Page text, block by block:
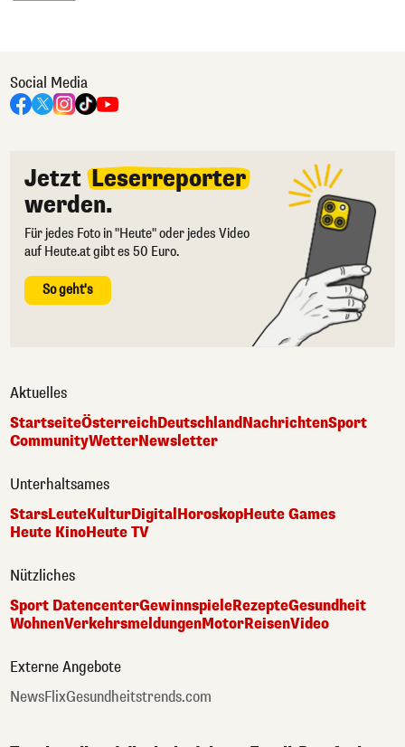
Social Media
Jetzt Leserreporter
werden.
Für jedes Foto in "Heute" oder jedes Video
auf Heute.at gibt es 50 Euro.
So geht's
Aktuelles
StartseiteÖsterreichDeutschlandNachrichtenSport
CommunityWetterNewsletter
Unterhaltsames
StarsLeuteKulturDigitalHoroskopHeute Games
Heute KinoHeute TV
Nützliches
Sport DatencenterGewinnspieleRezepteGesundheit
WohnenVerkehrsmeldungenMotorReisenVideo
Externe Angebote
NewsFlixGesundheitstrends.com